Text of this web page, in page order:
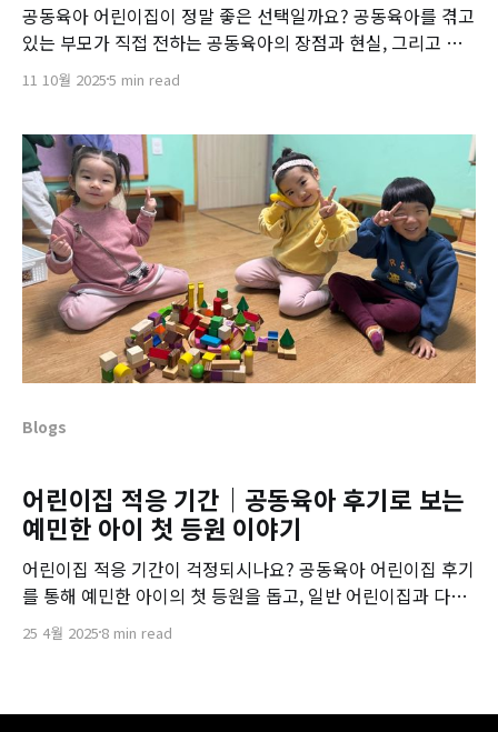
공동육아 어린이집이 정말 좋은 선택일까요? 공동육아를 겪고
있는 부모가 직접 전하는 공동육아의 장점과 현실, 그리고 부
모의 참여가 만들어내는 특별한 교육 환경을 소개합니다.
11 10월 20255 min read
Blogs
어린이집 적응 기간｜공동육아 후기로 보는
예민한 아이 첫 등원 이야기
어린이집 적응 기간이 걱정되시나요? 공동육아 어린이집 후기
를 통해 예민한 아이의 첫 등원을 돕고, 일반 어린이집과 다른
공동육아의 적응법과 부모참여 방식까지 함께 알아보세요.
25 4월 2025 8 min read